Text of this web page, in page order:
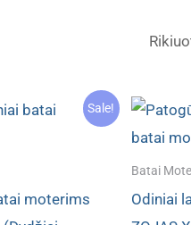
Sale!
moterims
Batai
Odiniai